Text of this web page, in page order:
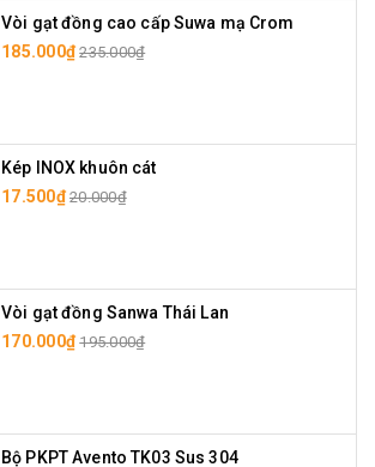
Vòi gạt đồng cao cấp Suwa mạ Crom
185.000₫ 235.000₫
Kép INOX khuôn cát
17.500₫ 20.000₫
Vòi gạt đồng Sanwa Thái Lan
170.000₫ 195.000₫
Bộ PKPT Avento TK03 Sus 304